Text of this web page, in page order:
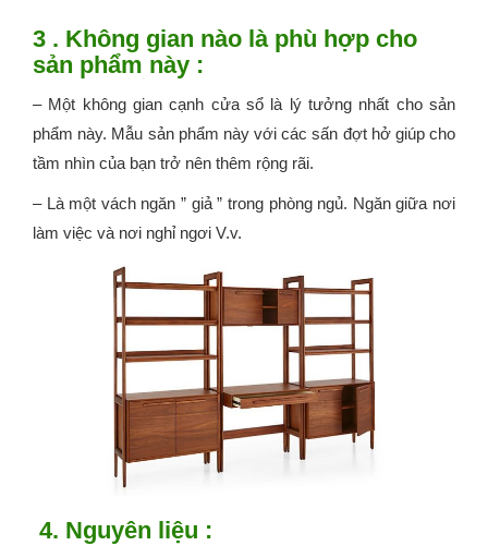
3 . Không gian nào là phù hợp cho
sản phẩm này :
– Một không gian cạnh cửa sổ là lý tưởng nhất cho sản
phẩm này. Mẫu sản phẩm này với các sấn đợt hở giúp cho
tầm nhìn của bạn trở nên thêm rộng rãi.
– Là một vách ngăn ” giả ” trong phòng ngủ. Ngăn giữa nơi
làm việc và nơi nghỉ ngơi V.v.
4. Nguyên liệu :